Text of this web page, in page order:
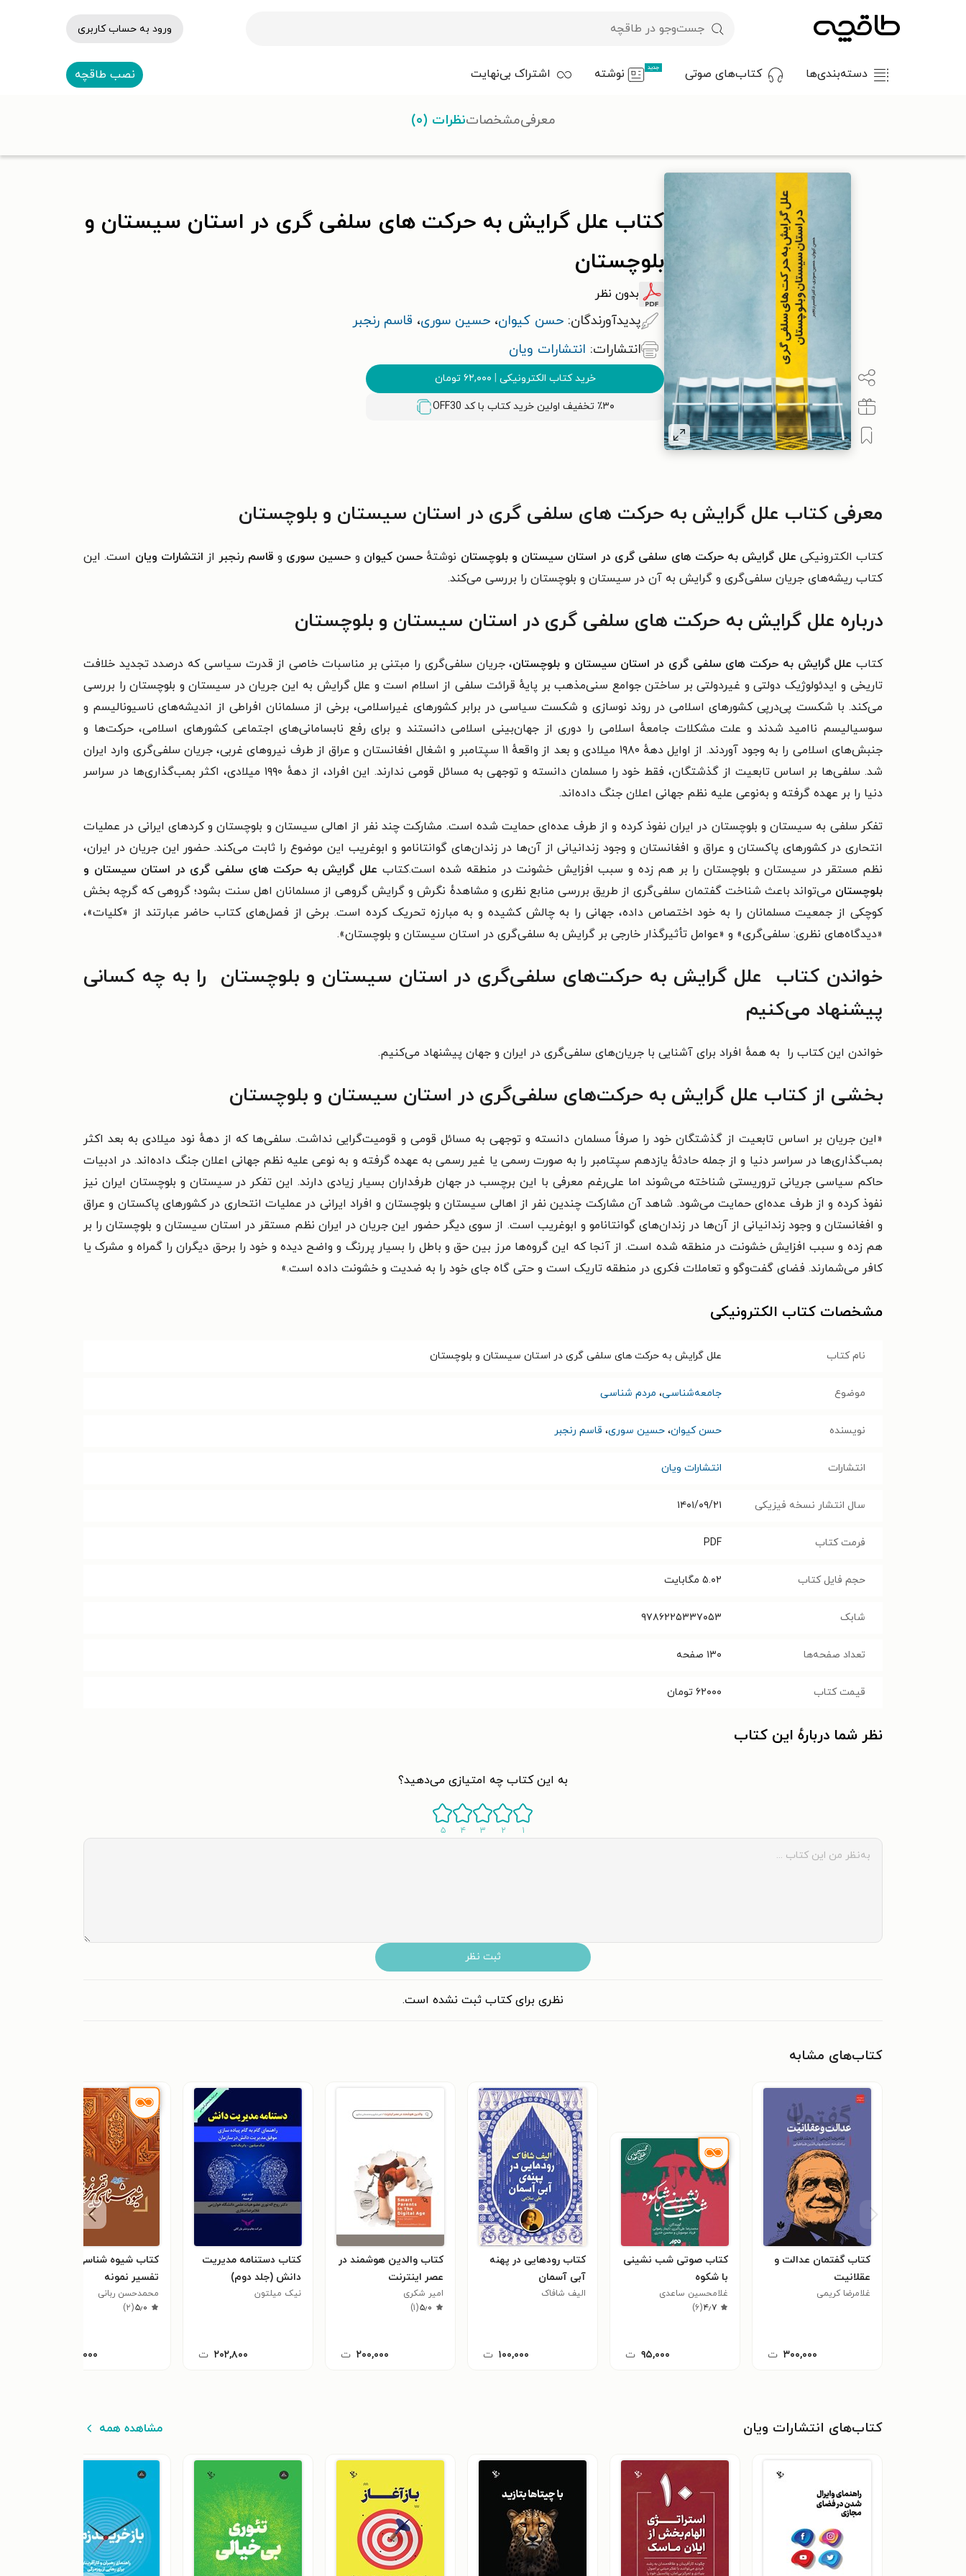
ورود به حساب کاربری
دسته‌بندی‌ها کتاب‌های صوتی جدید نوشته اشتراک بی‌نهایت نصب طاقچه
کتاب علل گرایش به حرکت های سلفی گری در استان سیستان و
بلوچستان
بدون نظر
پدیدآورندگان: حسن کیوان، حسین سوری، قاسم رنجبر
انتشارات: انتشارات ویان
خرید کتاب الکترونیکی ۶۲,۰۰۰ تومان
٪۳۰ تخفیف اولین خرید کتاب با کد OFF30
معرفیمشخصاتنظرات (۰)
معرفی کتاب علل گرایش به حرکت های سلفی گری در استان سیستان و بلوچستان
کتاب الکترونیکی علل گرایش به حرکت های سلفی گری در استان سیستان و بلوچستان نوشتهٔ حسن کیوان و حسین سوری و قاسم رنجبر از انتشارات ویان است. این
کتاب ریشه‌های جریان سلفی‌گری و گرایش به آن در سیستان و بلوچستان را بررسی می‌کند.
درباره علل گرایش به حرکت های سلفی گری در استان سیستان و بلوچستان
کتاب علل گرایش به حرکت های سلفی گری در استان سیستان و بلوچستان، جریان سلفی‌گری را مبتنی بر مناسبات خاصی از قدرت سیاسی که درصدد تجدید خلافت
تاریخی و ایدئولوژیک دولتی و غیردولتی بر ساختن جوامع سنی‌مذهب بر پایهٔ قرائت سلفی از اسلام است و علل گرایش به این جریان در سیستان و بلوچستان را بررسی
می‌کند. با شکست پی‌در‌پی کشورهای اسلامی در روند نوسازی و شکست سیاسی در برابر کشورهای غیراسلامی، برخی از مسلمانان افراطی از اندیشه‌های ناسیونالیسم و
سوسیالیسم ناامید شدند و علت مشکلات جامعهٔ اسلامی را دوری از جهان‌بینی اسلامی دانستند و برای رفع نابسامانی‌های اجتماعی کشورهای اسلامی، حرکت‌ها و
جنبش‌های اسلامی را به وجود آوردند. از اوایل دههٔ ۱۹۸۰ میلادی و بعد از واقعهٔ ۱۱ سپتامبر و اشغال افغانستان و عراق از طرف نیروهای غربی، جریان سلفی‌گری وارد ایران
شد. سلفی‌‌ها بر اساس تابعیت از گذشتگان، فقط خود را مسلمان دانسته و توجهی به مسائل قومی ندارند. این افراد، از دههٔ ۱۹۹۰ میلادی، اکثر بمب‌گذاری‌ها در سراسر
دنیا را بر عهده گرفته‌ و به‌نوعی علیه نظم جهانی اعلان جنگ داده‌اند.
تفکر سلفی به سیستان و بلوچستان در ایران نفوذ کرده و از طرف عده‌ای حمایت شده است. مشارکت چند نفر از اهالی سیستان و بلوچستان و کردهای ایرانی در عملیات
انتحاری در کشورهای پاکستان و عراق و افغانستان و وجود زندانیانی از آن‌ها در زندان‌های گوانتانامو و ابوغریب این موضوع را ثابت می‌کند. حضور این جریان در ایران،
نظم مستقر در سیستان و بلوچستان را بر هم زده و سبب افزایش خشونت در منطقه شده است.کتاب علل گرایش به حرکت های سلفی گری در استان سیستان و
بلوچستان می‌تواند باعث شناخت گفتمان سلفی‌گری از طریق بررسی منابع نظری و مشاهدهٔ نگرش و گرایش گروهی از مسلمانان اهل سنت بشود؛ گروهی که گرچه بخش
کوچکی از جمعیت مسلمانان را به خود اختصاص داده، جهانی را به چالش کشیده و به مبارزه تحریک کرده است. برخی از فصل‌های کتاب حاضر عبارتند از «کلیات»،
«دیدگاه‌های نظری: سلفی‌گری» و «عوامل تأثیر‌گذار خارجی بر گرایش به سلفی‌گری در استان سیستان و بلوچستان».
خواندن کتاب علل گرایش به حرکت‌های سلفی‌گری در استان سیستان و بلوچستان را به چه کسانی
پیشنهاد می‌کنیم
خواندن این کتاب را به همهٔ افراد برای آشنایی با جریان‌های سلفی‌گری در ایران و جهان پیشنهاد می‌کنیم.
بخشی از کتاب علل گرایش به حرکت‌های سلفی‌گری در استان سیستان و بلوچستان
«این جریان بر اساس تابعیت از گذشتگان خود را صرفاً مسلمان دانسته و توجهی به مسائل قومی و قومیت‌گرایی نداشت. سلفی‌ها که از دههٔ نود میلادی به بعد اکثر
بمب‌گذاری‌ها در سراسر دنیا و از جمله حادثهٔ یازدهم سپتامبر را به صورت رسمی یا غیر رسمی به عهده گرفته و به نوعی علیه نظم جهانی اعلان جنگ داده‌اند. در ادبیات
حاکم سیاسی جریانی تروریستی شناخته می‌شوند اما علی‌رغم معرفی با این برچسب در جهان طرفداران بسیار زیادی دارند.‌ این تفکر در سیستان و بلوچستان ایران نیز
نفوذ کرده و از طرف عده‌ای حمایت می‌شود. شاهد آن مشارکت چندین نفر از اهالی سیستان و بلوچستان و افراد ایرانی در عملیات انتحاری در کشورهای پاکستان و عراق
و افغانستان و وجود زندانیانی از آن‌ها در زندان‌های گوانتانامو و ابوغریب است. از سوی دیگر حضور این جریان در ایران نظم مستقر در استان سیستان و بلوچستان را بر
هم زده و سبب افزایش خشونت در منطقه شده است. از آنجا که این گروه‌ها مرز بین حق و باطل را بسیار پررنگ و واضح دیده و خود را برحق دیگران را گمراه و مشرک یا
کافر می‌شمارند. فضای گفت‌و‌گو و تعاملات فکری در منطقه تاریک است و حتی گاه جای خود را به ضدیت و خشونت داده است.»
مشخصات کتاب الکترونیکی
نام کتاب علل گرایش به حرکت های سلفی گری در استان سیستان و بلوچستان
موضوع جامعه‌شناسی، مردم شناسی
نویسنده حسن کیوان، حسین سوری، قاسم رنجبر
انتشارات انتشارات ویان
سال انتشار نسخه فیزیکی ۱۴۰۱/۰۹/۲۱
فرمت کتاب PDF
حجم فایل کتاب ۵.۰۲ مگابایت
شابک ۹۷۸۶۲۲۵۳۳۷۰۵۳
تعداد صفحه‌ها ۱۳۰ صفحه
قیمت کتاب ۶۲۰۰۰ تومان
نظر شما دربارهٔ این کتاب
به این کتاب چه امتیازی می‌دهید؟
۱ ۲ ۳ ۴ ۵
ثبت نظر
نظری برای کتاب ثبت نشده است.
کتاب‌های مشابه
کتاب گفتمان عدالت و
عقلانیت
غلامرضا کریمی
۳۰۰,۰۰۰ ت
کتاب صوتی شب نشینی
با شکوه
غلامحسین ساعدی
۴٫۷(۶)
۹۵,۰۰۰ ت
کتاب رودهایی در پهنه
آبی آسمان
الیف شافاک
۱۰۰,۰۰۰ ت
کتاب والدین هوشمند در
عصر اینترنت
امیر شکری
۵٫۰(۱)
۲۰۰,۰۰۰ ت
کتاب دستنامه مدیریت
دانش (جلد دوم)
نیک میلتون
۲۰۲,۸۰۰ ت
کتاب شیوه شناسی
تفسیر نمونه
محمدحسن ربانی
۵٫۰(۲)
۹۹,۰۰۰
کتاب‌های انتشارات ویان مشاهده همه